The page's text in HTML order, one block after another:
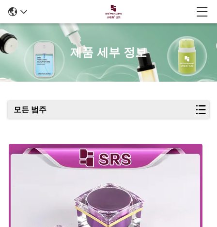
제품 세부 정보
모든 범주